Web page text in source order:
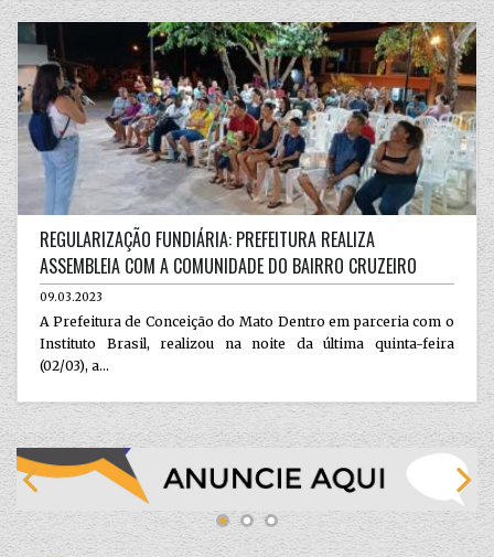
REGULARIZAÇÃO FUNDIÁRIA: PREFEITURA REALIZA
ASSEMBLEIA COM A COMUNIDADE DO BAIRRO CRUZEIRO
09.03.2023
A Prefeitura de Conceição do Mato Dentro em parceria com o
Instituto Brasil, realizou na noite da última quinta-feira
(02/03), a...